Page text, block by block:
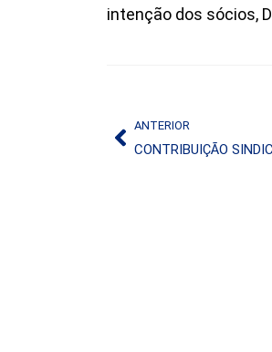
intenção dos sócios,
ANTERIOR
CONTRIBUIÇÃO